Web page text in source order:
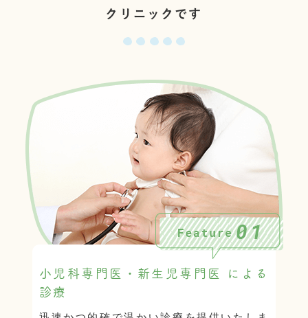
クリニックです
小児科専門医・新生児専門医 による
診療